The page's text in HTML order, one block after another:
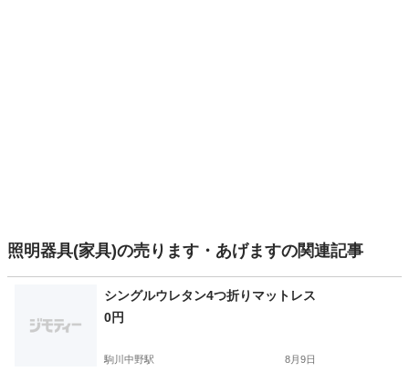
照明器具(家具)の売ります・あげますの関連記事
シングルウレタン4つ折りマットレス
0円
駒川中野駅 8月9日